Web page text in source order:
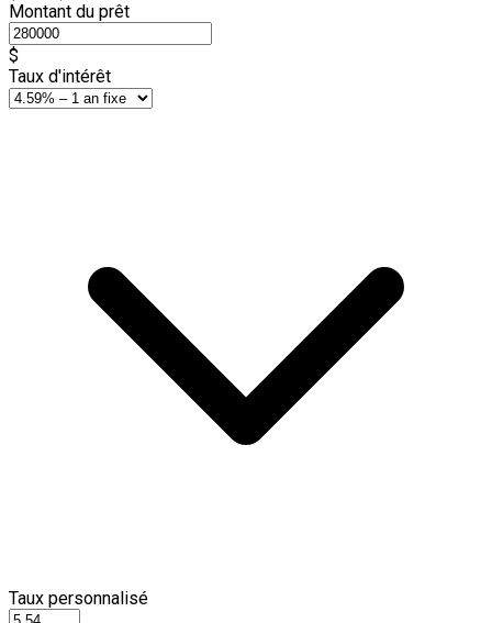
Montant du prêt
$
Taux d'intérêt
Taux personnalisé